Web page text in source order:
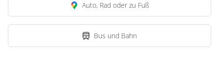
Auto, Rad oder zu Fuß
Bus und Bahn